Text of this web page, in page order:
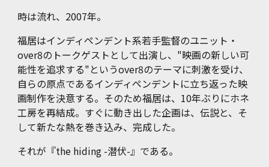
時は流れ、2007年。
福居はインディペンデント系若手監督のユニット・
over8のトークゲストとして出演し、"映画の新しい可
能性を追求する"というover8のテーマに刺激を受け、
自らの原点であるインディペンデントに立ち返った映
画制作を決意する。そのため福居は、10年ぶりにホネ
工房を再結成。すぐに動き出した企画は、伝説と、そ
して新たな熱を巻き込み、完成した。
それが『the hiding -潜伏-』である。